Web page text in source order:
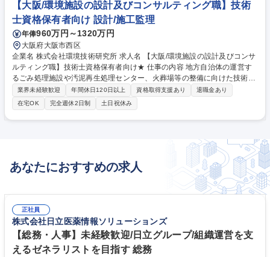
【大阪/環境施設の設計及びコンサルティング職】技術
士資格保有者向け 設計/施工監理
年俸960万円～1320万円
大阪府大阪市西区
企業名 株式会社環境技術研究所 求人名 【大阪/環境施設の設計及びコンサ
ルティング職】技術士資格保有者向け★ 仕事の内容 地方自治体の運営す
るごみ処理施設や汚泥再生処理センター、火葬場等の整備に向けた技術コ
ンサルティングをお任せします。プロジェクトの構想から完成まで横断的
に担当し、地域の社会基盤を支えるポジションです。 【詳細】 ・計画策
定：人口動態やCO2削減に基づく規模・コスト算出 ・設計精査：機器構
成方針決定、仕様書作成支援 ・施工監理：現場での品質点検と性能検証
集職種 【大阪/環境施設の設計及びコンサルティング職】技術士資格保有
業界未経験歓迎 年間休日120日以上 資格取得支援あり
退職金あり
在宅OK
完全週休2日制 土日祝休み
あなたにおすすめの求人
正社員
株式会社日立医薬情報ソリューションズ
【総務・人事】未経験歓迎/日立グループ/組織運営を支
えるゼネラリストを目指す 総務